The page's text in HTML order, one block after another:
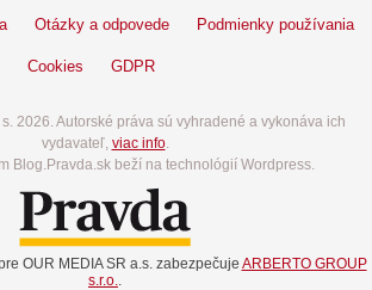
Otázky a odpovede Podmienky používania
Cookies GDPR
2026. Autorské práva sú vyhradené a vykonáva ich
vydavateľ, viac info.
Blog.Pravda.sk beží na technológií Wordpress.
OUR MEDIA SR a.s. zabezpečuje ARBERTO GROUP
s.r.o.